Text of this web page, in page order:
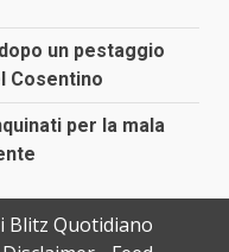
un pestaggio
Cosentino
per la mala
Blitz Quotidiano